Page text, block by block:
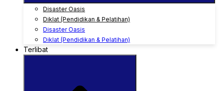
Disaster Oasis
Diklat (Pendidikan & Pelatihan)
Disaster Oasis
Diklat (Pendidikan & Pelatihan)
Terlibat